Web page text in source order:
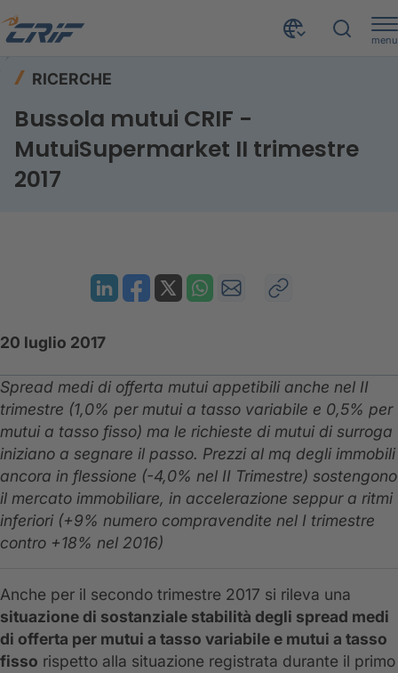
menu
RICERCHE
Bussola mutui CRIF -
MutuiSupermarket II trimestre
2017
20 luglio 2017
Spread medi di offerta mutui appetibili anche nel II
trimestre (1,0% per mutui a tasso variabile e 0,5% per
mutui a tasso fisso) ma le richieste di mutui di surroga
iniziano a segnare il passo. Prezzi al mq degli immobili
ancora in flessione (-4,0% nel II Trimestre) sostengono
il mercato immobiliare, in accelerazione seppur a ritmi
inferiori (+9% numero compravendite nel I trimestre
contro +18% nel 2016)
Anche per il secondo trimestre 2017 si rileva una
situazione di sostanziale stabilità degli spread medi
di offerta per mutui a tasso variabile e mutui a tasso
fisso rispetto alla situazione registrata durante il primo